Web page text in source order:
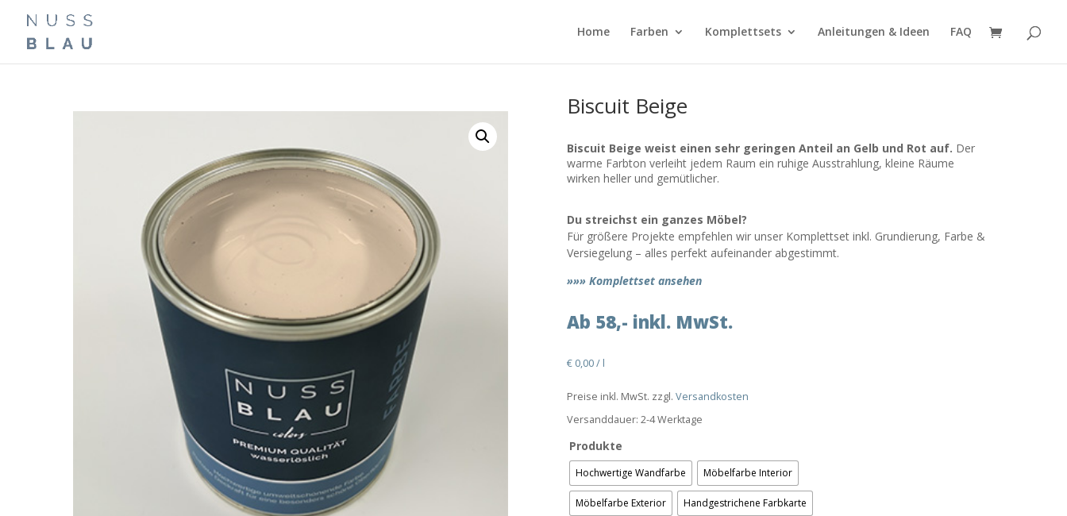
Home Farben Komplettsets Anleitungen & Ideen FAQ
Biscuit Beige
Biscuit Beige weist einen sehr geringen Anteil an Gelb und Rot auf. Der
warme Farbton verleiht jedem Raum ein ruhige Ausstrahlung, kleine Räume
wirken heller und gemütlicher.
Du streichst ein ganzes Möbel?
Für größere Projekte empfehlen wir unser Komplettset inkl. Grundierung, Farbe &
Versiegelung – alles perfekt aufeinander abgestimmt.
»»» Komplettset ansehen
Ab 58,- inkl. MwSt.
€0,00/ l
Preise inkl. MwSt. zzgl. Versandkosten
Versanddauer: 2-4 Werktage
Produkte
Hochwertige Wandfarbe Möbelfarbe Interior
Möbelfarbe Exterior Handgestrichene Farbkarte